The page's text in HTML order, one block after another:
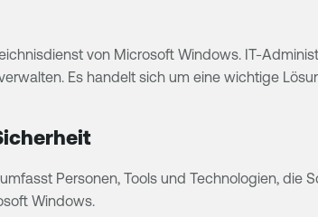
von Microsoft Windows. IT-
Es handelt sich um eine wichtige
Personen, Tools und Technologien, die
Windows.